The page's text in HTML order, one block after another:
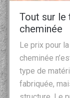
Tout sur le
cheminée
Le prix pour
cheminée
type de
fabriquée,